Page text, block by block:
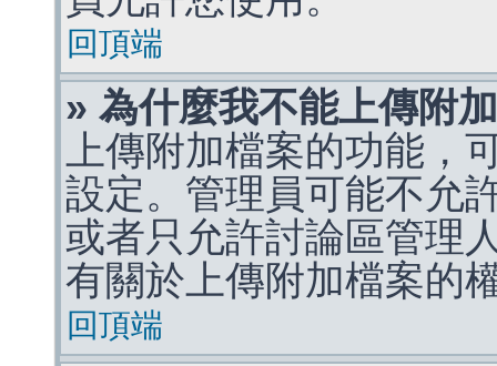
回頂端
» 為什麼我不能上傳附
上傳附加檔案的功能，
設定。管理員可能不允
或者只允許討論區管理
有關於上傳附加檔案的
回頂端